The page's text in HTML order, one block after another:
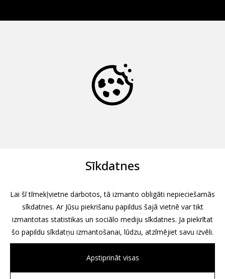
Sīkdatnes
Lai šī tīmekļvietne darbotos, tā izmanto obligāti nepieciešamās
sīkdatnes. Ar Jūsu piekrišanu papildus šajā vietnē var tikt
izmantotas statistikas un sociālo mediju sīkdatnes. Ja piekrītat
šo papildu sīkdatņu izmantošanai, lūdzu, atzīmējiet savu izvēli.
Apstiprināt visas